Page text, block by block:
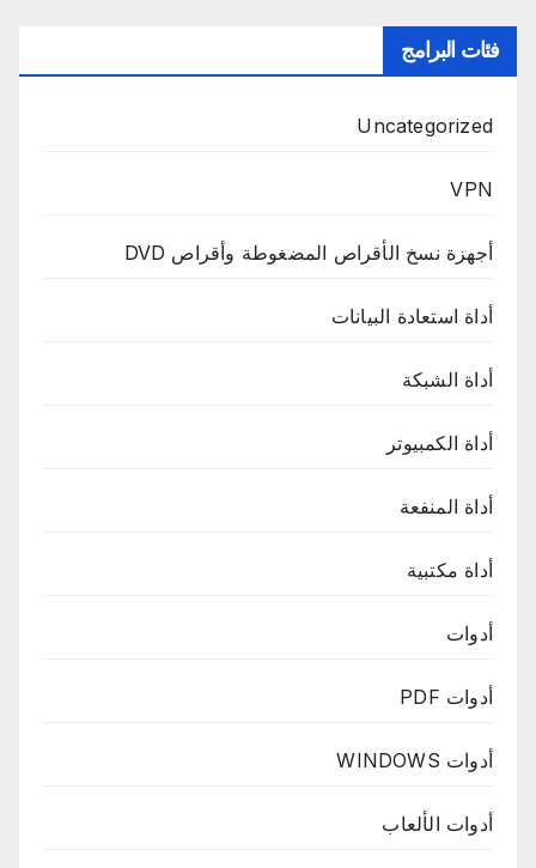
فئات البرامج
Uncategorized
VPN
أجهزة نسخ الأقراص المضغوطة وأقراص DVD
أداة استعادة البيانات
أداة الشبكة
أداة الكمبيوتر
أداة المنفعة
أداة مكتبية
أدوات
أدوات PDF
أدوات WINDOWS
أدوات الألعاب